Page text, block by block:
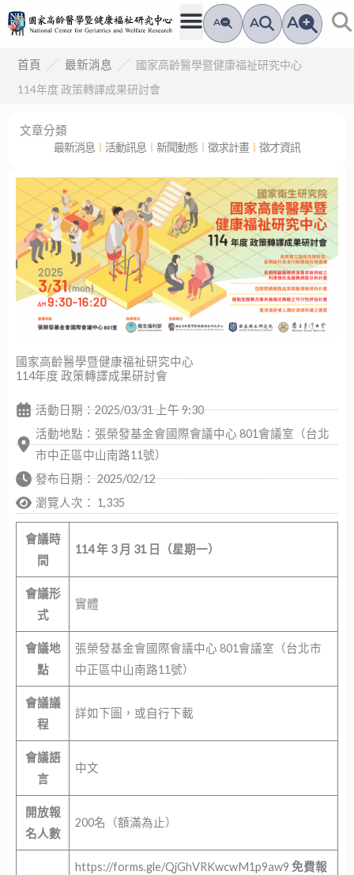
跳
至
A A A
首頁 ／ 最新消息 ／ 國家高齡醫學暨健康福祉研究中心
114年度 政策轉譯成果研討會
文章分類
最新消息 ︱ 活動訊息 ︱ 新聞動態 ︱ 徵求計畫︱ 徵才資訊
國家高齡醫學暨健康福祉研究中心
114年度 政策轉譯成果研討會
活動日期：2025/03/31 上午 9:30
活動地點：張榮發基金會國際會議中心 801會議室（台北
市中正區中山南路11號）
發布日期：2025/02/12
瀏覽人次： 1,335
會議時
間
114 年 3 月 31 日（星期一）
會議形
式
實體
會議地
點
張榮發基金會國際會議中心 801會議室（台北市
中正區中山南路11號）
會議議
程
詳如下圖，或自行下載
會議語
言
中文
開放報
名人數
200名（額滿為止）
https://forms.gle/QjGhVRKwcwM1p9aw9 免費報